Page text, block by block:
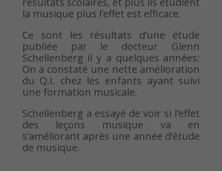
la musique plus l’effet est efficace.
Ce sont les résultats d’une étude
publiée par le docteur Glenn
Schellenberg il y a quelques années:
On a constaté une nette amélioration
du Q.I. chez les enfants ayant suivi
une formation musicale.
Schellenberg a essayé de voir si l’effet
des leçons musique va en
s’améliorant après une année d’étude
de musique.